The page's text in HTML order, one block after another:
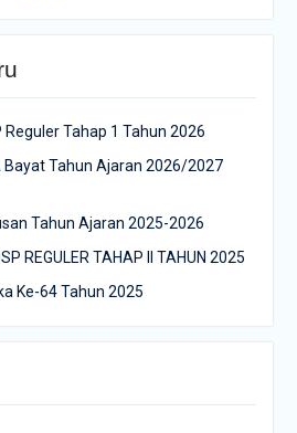
Reguler Tahap 1 Tahun 2026
Bayat Tahun Ajaran 2026/2027
Tahun Ajaran 2025-2026
REGULER TAHAP II TAHUN 2025
Ke-64 Tahun 2025